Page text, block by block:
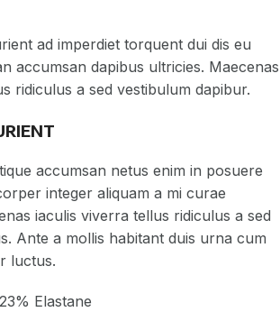
ad imperdiet torquent dui dis eu
accumsan dapibus ultricies. Maecenas
ridiculus a sed vestibulum dapibur.
accumsan netus enim in posuere
integer aliquam a mi curae
iaculis viverra tellus ridiculus a sed
Ante a mollis habitant duis urna cum
luctus.
Elastane